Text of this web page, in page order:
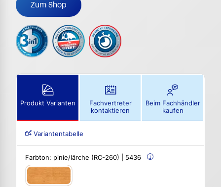
Zum Shop
Produkt Varianten
Fachvertreter
kontaktieren
Beim Fachhändler
kaufen
Variantentabelle
Farbton: pinie/lärche (RC-260) | 5436